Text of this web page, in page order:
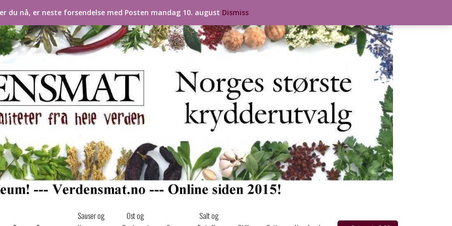
Sauser og
Ost og
Salt og
du nå, er neste forsendelse med Posten mandag 10. august Dismiss